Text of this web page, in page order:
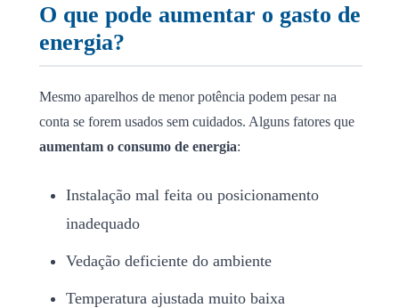
O que pode aumentar o gasto de
energia?
Mesmo aparelhos de menor potência podem pesar na
conta se forem usados sem cuidados. Alguns fatores que
aumentam o consumo de energia:
Instalação mal feita ou posicionamento
inadequado
Vedação deficiente do ambiente
Temperatura ajustada muito baixa